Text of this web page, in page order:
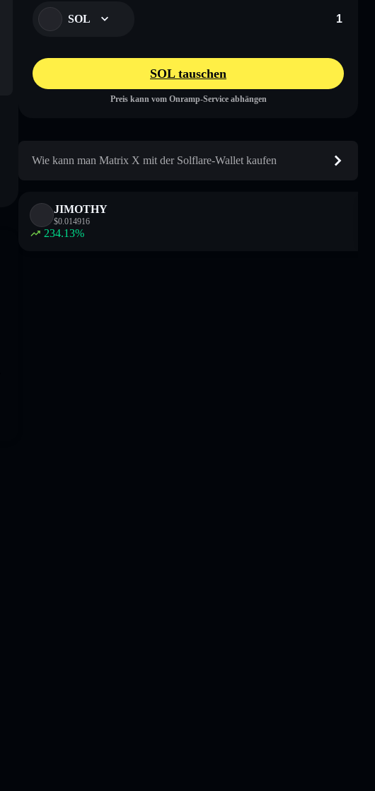
SOL
SOL tauschen
Preis kann vom Onramp-Service abhängen
Wie kann man Matrix X mit der Solflare-Wallet kaufen
JIMOTHY
$0.014916
234.13%